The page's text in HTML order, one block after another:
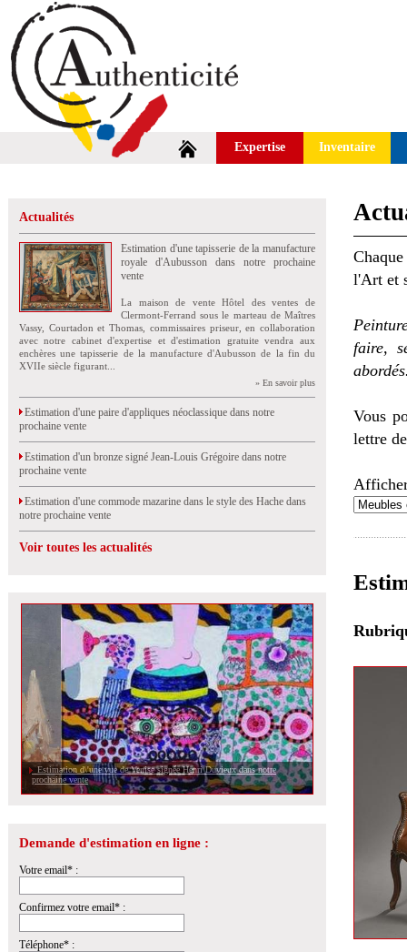
Expertise Inventaire
Actualités
Estimation d'une tapisserie de la manufacture
royale d'Aubusson dans notre prochaine
vente
La maison de vente Hôtel des ventes de
Clermont-Ferrand sous le marteau de Maîtres
Vassy, Courtadon et Thomas, commissaires priseur, en collaboration
avec notre cabinet d'expertise et d'estimation gratuite vendra aux
enchères une tapisserie de la manufacture d'Aubusson de la fin du
XVIIe siècle figurant...
» En savoir plus
Estimation d'une paire d'appliques néoclassique dans notre
prochaine vente
Estimation d'un bronze signé Jean-Louis Grégoire dans notre
prochaine vente
Estimation d'une commode mazarine dans le style des Hache dans
notre prochaine vente
Voir toutes les actualités
Estimation d\'une vue de Venise signée Henri Duvieux dans notre
prochaine vente
Demande d'estimation en ligne :
Votre email* :
Confirmez votre email* :
Téléphone* :
l'Art et
faire,
Vous
lettre